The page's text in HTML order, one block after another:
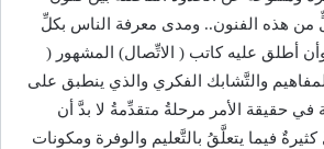
من هذه الفنون.. ومدى معرفة الناس بكلِّ
أطلق عليه كاتب ( الاتِّصال) المشهور (
والتَّشابك الفكري والذي ينطبق على
في حقيقة الأمر مرحلةُ متقدِّمةُ لا بدَّ أن
فيما يتعلَّقُ بالتَّعليم والوفرة ومكونات